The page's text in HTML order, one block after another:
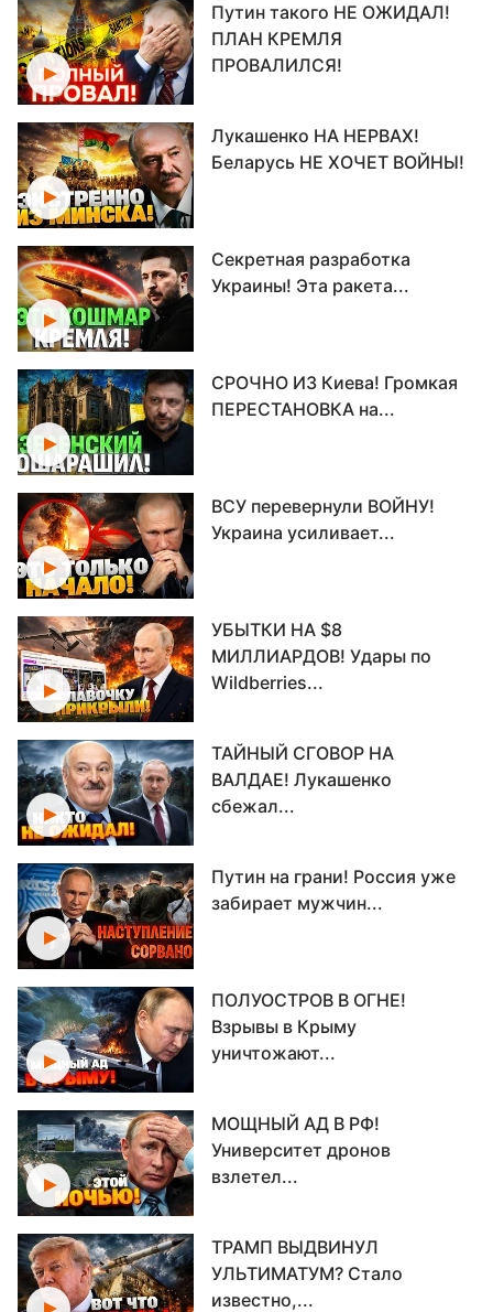
Путин такого НЕ ОЖИДАЛ!
ПЛАН КРЕМЛЯ
ПРОВАЛИЛСЯ!
Лукашенко НА НЕРВАХ!
Беларусь НЕ ХОЧЕТ ВОЙНЫ!
Секретная разработка
Украины! Эта ракета...
СРОЧНО ИЗ Киева! Громкая
ПЕРЕСТАНОВКА на...
ВСУ перевернули ВОЙНУ!
Украина усиливает...
УБЫТКИ НА $8
МИЛЛИАРДОВ! Удары по
Wildberries...
ТАЙНЫЙ СГОВОР НА
ВАЛДАЕ! Лукашенко
сбежал...
Путин на грани! Россия уже
забирает мужчин...
ПОЛУОСТРОВ В ОГНЕ!
Взрывы в Крыму
уничтожают...
МОЩНЫЙ АД В РФ!
Университет дронов
взлетел...
ТРАМП ВЫДВИНУЛ
УЛЬТИМАТУМ? Стало
известно,...